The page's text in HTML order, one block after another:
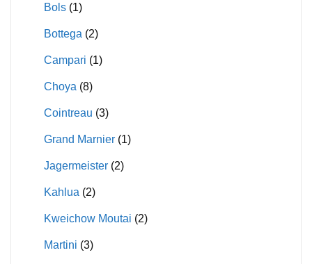
Bols (1)
Bottega (2)
Campari (1)
Choya (8)
Cointreau (3)
Grand Marnier (1)
Jagermeister (2)
Kahlua (2)
Kweichow Moutai (2)
Martini (3)